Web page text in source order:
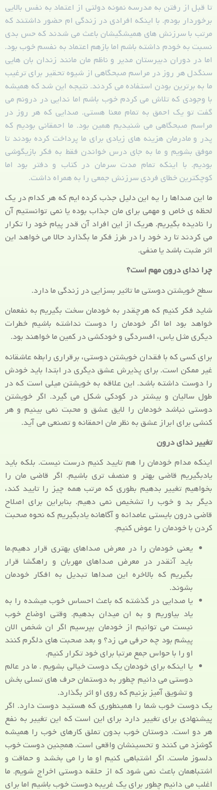
تا قبل از رفتن به مدرسه نمونه دولتی از اعتماد به نفس بالایی
برخوردار بودم. با اینکه افرادی در زندگی ام حضور داشتند که
مرتب با سرزنش های همیشگیشان باعث می شدند که حس بدی
نسبت به خودم داشته باشم اما بازهم اعتماد به نفسم خوب بود.
اما در دوران دبیرستان مدیر و ناظم مان مانند زندان بان هایی
سنگدل هر روز در مراسم صبحگاهی از شیوه تحقیر برای ترغیب
ما به برترین بودن استفاده می کردند. نتیجه این شد که همیشه
با وجودی که تلاش می کردم خوب باشم اما ندایی در درونم می
گفت تو یک احمق به تمام معنا هستی. صدایی که هر روز در
مراسم صبحگاهی می شنیدیم همین بود. ما احمقانی بودیم که
پدر و مادرمان هزینه های زیادی برای ما پرداخت کرده بودند تا
موفق بشویم و ما به جای درس خواندن فقط به فکر بازیگوشی
بودیم. با اینکه تمام مدت سرمان در کتاب و دفتر بود اما
کوچکترین خطای فردی سرزنش جمعی را به همراه داشت.
ما این صداها را یه این دلیل جذب کرده ایم که هر کدام در یک
لحظه ی خاص و مهمی برای مان جذاب بوده یا نمی توانستیم آن
را نادیده بگیریم. هریک از این افراد آن قدر پیام خود را تکرار
می کردند تا رد خود را در طرز فکر ما بگذارد حالا می خواهد این
اثر مثبت باشد یا منفی.
چرا ندای درون مهم است؟
سطح خویشتن دوستی ما تاثیر بسزایی در زندگی ما دارد.
شاید فکر کنیم که هرچقدر به خودمان سخت بگیریم به نفعمان
خواهد بود اما اگر خودمان را دوست نداشته باشیم خطرات
دیگری مثل یاس، افسردگی و خودکشی در کمین ما خواهند بود.
برای کسی که با فقدان خویشتن دوستی، برقراری رابطه عاشقانه
غیر ممکن است. برای پذیرش عشق دیگری در ابتدا باید خودش
را دوست داشته باشد. این علاقه به خویشتن میلی است که در
طول سالیان و بیشتر در کودکی شکل می گیرد. اگر خویشتن
دوستی نباشد خودمان را لایق عشق و محبت نمی بینیم و هر
کنشی برای ابراز عشق به نظر مان احمقانه و تصنعی می آید.
تغییر ندای درون
اینکه مدام خودمان را هم تایید کنیم درست نیست. بلکه باید
یادبگیریم قاضی بهتر و منصف تری باشیم. اگر قاضی مان را
بخواهیم تغییر بدهیم بطوری که مرتب همه چیز را تایید کند،
دیگر بد و خوب را تشخیص نمی دهیم. بنابراین برای اصلاح
قاضی درون بایستی عامدانه و آگاهانه یادبگیریم که نحوه صحبت
کردن با خودمان را عوض کنیم.
یعنی خودمان را در معرض صداهای بهتری قرار دهیم.ما
باید آنقدر در معرض صداهای مهربان و راهگشا قرار
بگیریم که بالاخره این صداها تبدیل به افکار خودمان
بشوند.
یا صدایی در گذشته که باعث احساس خوب میشده را به
یاد بیاوریم و به ان میدان بدهیم. وقتی اوضاع خوب
نیست می توانیم از خودمان بپرسیم اگر ان شخص الان
پیشم بود چه حرفی می زد؟ و بعد صحبت های دلگرم کنند
او را با حواس جمع مرتبا برای خود تکرار کنیم.
یا اینکه برای خودمان یک دوست خیالی بشویم . ما در عالم
دوستی می دانیم چطور به دوستمان حرف های تسلی بخش
و تشویق آمیز بزنیم که روی او اثر بگذارد.
یک دوست خوب شما را همینطوری که هستید دوست دارد. اگر
پیشنهادی برای تغییر دارد برای این است که این تغییر به نفع
هر دو است. دوستان خوب بدون تملق کارهای خوب را همیشه
گوشزد می کنند و تحسینشان واقعی است. همچنین دوست خوب
دلسوز ماست. اگر اشتباهی کنیم او ما را می بخشد و حماقت و
اشتباهمان باعث نمی شود که از حلقه دوستی اخراج شویم. ما
اغلب می دانیم چطور برای یک غریبه دوست خوب باشیم اما برای